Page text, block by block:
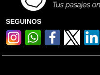
SEGUINOS